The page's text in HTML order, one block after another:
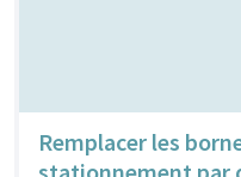
Remplacer les